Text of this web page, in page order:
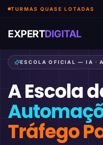
TURMAS QUASE LOTADAS
EXPERTDIGITAL
ESCOLA OFICIAL — IA ·
A Escola
Tráfego